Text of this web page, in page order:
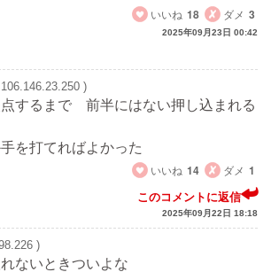
いいね 18 ダメ 3
2025年09月23日 00:42
)
するまで 前半にはない押し込まれる
を打てればよかった
いいね 14 ダメ 1
このコメントに返信
2025年09月22日 18:18
)
ないときついよな